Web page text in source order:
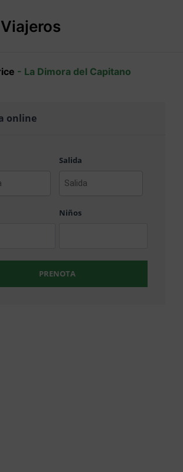
- La Dimora del Capitano
online
Salida
Niños
PRENOTA